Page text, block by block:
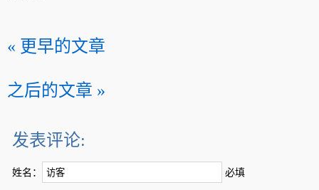
« 更早的文章
之后的文章 »
发表评论:
姓名： 必填